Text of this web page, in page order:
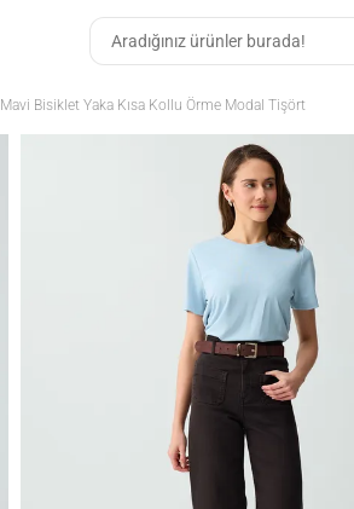
Mavi Bisiklet Yaka Kısa Kollu Örme Modal Tişört